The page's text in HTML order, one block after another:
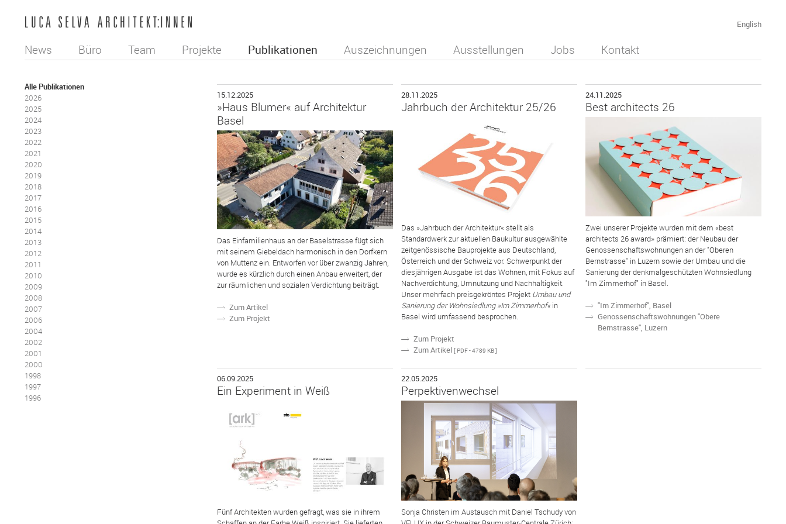
English
News Büro Team Projekte Publikationen Auszeichnungen Ausstellungen Jobs Kontakt
Alle Publikationen
2026
2025
2024
2023
2022
2021
2020
2019
2018
2017
2016
2015
2014
2013
2012
2011
2010
2009
2008
2007
2006
2004
2002
2001
2000
1998
1997
1996
15.12.2025
»Haus Blumer« auf Architektur
Basel
Das Einfamilienhaus an der Baselstrasse fügt sich
mit seinem Giebeldach harmonisch in den Dorfkern
von Muttenz ein. Entworfen vor über zwanzig Jahren,
wurde es kürzlich durch einen Anbau erweitert, der
zur räumlichen und sozialen Verdichtung beiträgt.
N Zum Artikel
N Zum Projekt
28.11.2025
Jahrbuch der Architektur 25/26
Das »Jahrbuch der Architektur« stellt als
Standardwerk zur aktuellen Baukultur ausgewählte
zeitgenössische Bauprojekte aus Deutschland,
Österreich und der Schweiz vor. Schwerpunkt der
diesjährigen Ausgabe ist das Wohnen, mit Fokus auf
Nachverdichtung, Umnutzung und Nachhaltigkeit.
Unser mehrfach preisgekröntes Projekt Umbau und
Sanierung der Wohnsiedlung »Im Zimmerhof«in
Basel wird umfassend besprochen.
N Zum Projekt
N Zum Artikel [ PDF - 4789 KB ]
24.11.2025
Best architects 26
Zwei unserer Projekte wurden mit dem «best
architects 26 award» prämiert: der Neubau der
Genossenschaftswohnungen an der "Oberen
Bernstrasse" in Luzern sowie der Umbau und die
Sanierung der denkmalgeschützten Wohnsiedlung
"Im Zimmerhof" in Basel.
N "Im Zimmerhof", Basel
N Genossenschaftswohnungen "Obere
Bernstrasse", Luzern
06.09.2025
Ein Experiment in Weiß
Fünf Architekten wurden gefragt, was sie in ihrem
22.05.2025
Perpektivenwechsel
Sonja Christen im Austausch mit Daniel Tschudy von